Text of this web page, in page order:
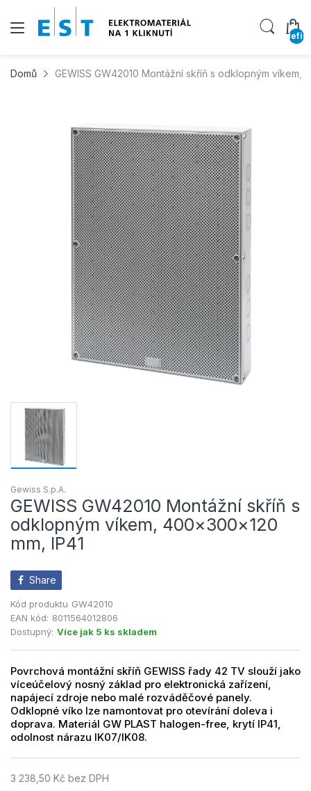
Domů GEWISS GW42010 Montážní skříň s odklopným víkem,
Gewiss S.p.A.
GEWISS GW42010 Montážní skříň s
odklopným víkem, 400×300×120
mm, IP41
Share
Kód produktu GW42010
EAN kód: 8011564012806
Dostupný: Více jak 5 ks skladem
Povrchová montážní skříň GEWISS řady 42 TV slouží jako
víceúčelový nosný základ pro elektronická zařízení,
napájecí zdroje nebo malé rozváděčové panely.
Odklopné víko lze namontovat pro otevírání doleva i
doprava. Materiál GW PLAST halogen-free, krytí IP41,
odolnost nárazu IK07/IK08.
3 238,50 Kč bez DPH